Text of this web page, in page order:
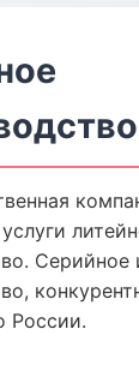
Серийное
России.